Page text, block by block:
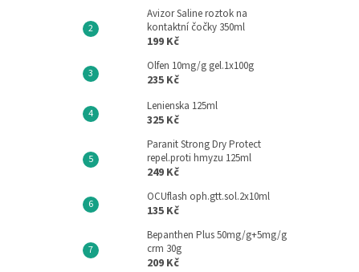
Avizor Saline roztok na
kontaktní čočky 350ml
199 Kč
Olfen 10mg/g gel.1x100g
235 Kč
Lenienska 125ml
325 Kč
Paranit Strong Dry Protect
repel.proti hmyzu 125ml
249 Kč
OCUflash oph.gtt.sol.2x10ml
135 Kč
Bepanthen Plus 50mg/g+5mg/g
crm 30g
209 Kč